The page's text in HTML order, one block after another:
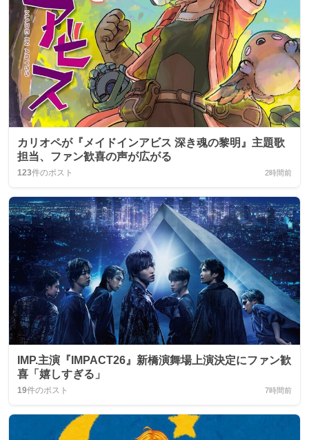
カリオペが『メイドインアビス 深き魂の黎明』主題歌
担当、ファン歓喜の声が広がる
123件のポスト 2時間前
IMP.主演『IMPACT26』新橋演舞場上演決定にファン歓
喜「嬉しすぎる」
19件のポスト 7時間前